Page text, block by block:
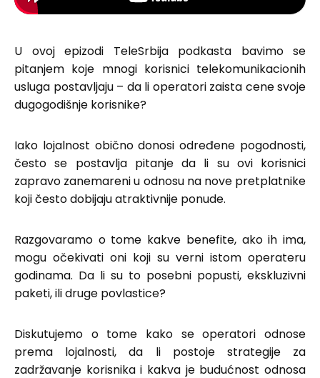
U ovoj epizodi TeleSrbija podkasta bavimo se
pitanjem koje mnogi korisnici telekomunikacionih
usluga postavljaju – da li operatori zaista cene svoje
dugogodišnje korisnike?
Iako lojalnost obično donosi određene pogodnosti,
često se postavlja pitanje da li su ovi korisnici
zapravo zanemareni u odnosu na nove pretplatnike
koji često dobijaju atraktivnije ponude.
Razgovaramo o tome kakve benefite, ako ih ima,
mogu očekivati oni koji su verni istom operateru
godinama. Da li su to posebni popusti, ekskluzivni
paketi, ili druge povlastice?
Diskutujemo o tome kako se operatori odnose
prema lojalnosti, da li postoje strategije za
zadržavanje korisnika i kakva je budućnost odnosa